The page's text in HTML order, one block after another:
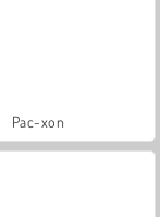
Pac-xon